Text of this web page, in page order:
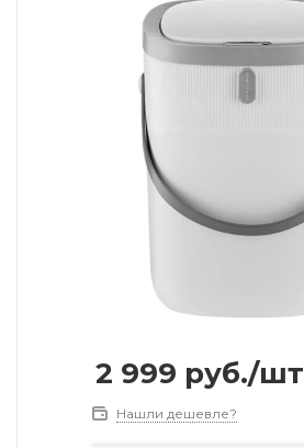
2 999 руб./шт
Нашли дешевле?